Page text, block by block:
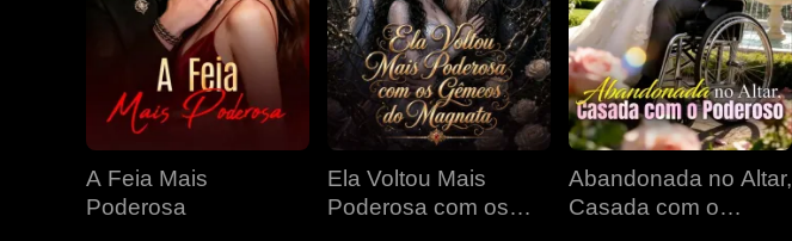
A Feia Mais
Poderosa
Ela Voltou Mais
Poderosa com os
Abandonada no Altar,
Casada com o